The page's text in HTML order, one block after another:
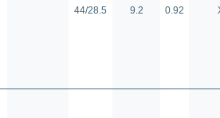
44/28.5 9.2 0.92